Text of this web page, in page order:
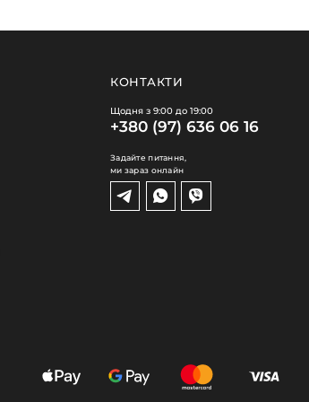
КОНТАКТИ
Щодня з 9:00 до 19:00
+380 (97) 636 06 16
Задайте питання,
ми зараз онлайн